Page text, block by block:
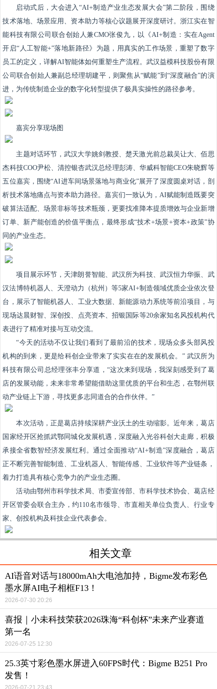
启动式后，大会进入“AI+制造产业生态发展大会”第二阶段，围绕
技术落地、场景应用、资本助力等核心议题展开深度研讨。浙江实在智
能科技有限公司联合创始人兼CMO张俊九，以《AI+制造：实在Agent
开启“人工智能+”落地新路径》为题，用真实的工作场景，重塑了数字
员工的定义，详解AI智能体如何重塑生产流程。武汉益模科技股份有限
公司联合创始人兼副总经理胡建平，则聚焦从“赋能”到“深度融合”的演
进，为传统制造企业的数字化转型提供了极具实操性的路径参考。
嘉宾分享现场图
主题对话环节，武汉大学姚剑教授、楚天激光前总裁吴让大、佰思
杰科技COO尹松、清控银杏武汉总经理彭涛、华威科智能CEO朱晓辉等
五位嘉宾，围绕“AI进车间场景落地与商业化”展开了深度圆桌对话，剖
析技术落地痛点与资本助力路径。嘉宾们一致认为，AI赋能制造既要突
破算法适配、场景非标等技术瓶颈，更要找准降本提质增效与企业新增
订单、新产能创造的价值平衡点，最终形成“技术+场景+资本+政策”协
同的产业生态。
项目展示环节，天津朗誉智能、武汉所为科技、武汉恒力华振、武
汉法博特机器人、天澄动力（杭州）等5家AI+制造领域优质企业依次登
台，展示了智能机器人、工业大数据、新能源动力系统等前沿项目，与
现场达晨财智、深创投、点亮资本、招银国际等20余家知名风投机构代
表进行了精准对接与互动交流。
“今天的活动不仅让我们看到了最前沿的技术，现场众多头部风投
机构的到来，更是给科创企业带来了实实在在的发展机会。” 武汉所为
科技有限公司总经理张丰分享道，“这次来到现场，我深刻感受到了葛
店的发展动能，未来非常希望能借助这里优质的平台和生态，在鄂州联
动产业链上下游，寻找更多志同道合的合作伙伴。”
本次活动，正是葛店持续深耕产业沃土的生动缩影。近年来，葛店
国家经开区抢抓武鄂同城化发展机遇，深度融入光谷科创大走廊，积极
承接全省数智经济发展红利。通过全面推动“AI+制造”深度融合，葛店
正不断完善智能制造、工业机器人、智能传感、工业软件等产业链条，
着力打造具有核心竞争力的产业生态圈。
活动由鄂州市科学技术局、市委宣传部、市科学技术协会、葛店经
开区管委会联合主办，约110名市领导、市直相关单位负责人、行业专
家、创投机构及科技企业代表参会。
相关文章
AI语音对话与18000mAh大电池加持，Bigme发布彩色
墨水屏AI电子相框F13！
2026-07-30 20:26
喜报｜小未科技荣获2026珠海“科创杯”未来产业赛道
第一名
2026-07-25 12:30
25.3英寸彩色墨水屏进入60FPS时代：Bigme B251 Pro
发售！
2026-07-21 23:43